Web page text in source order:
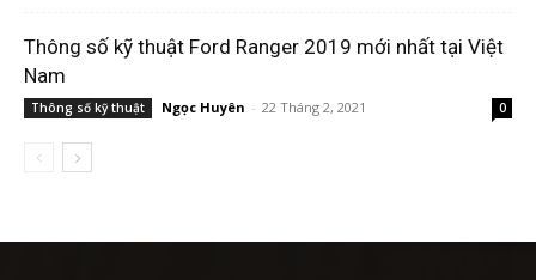
Thông số kỹ thuật Ford Ranger 2019 mới nhất tại Việt
Nam
Thông số kỹ thuật Ngọc Huyên - 22 Tháng 2, 2021 0